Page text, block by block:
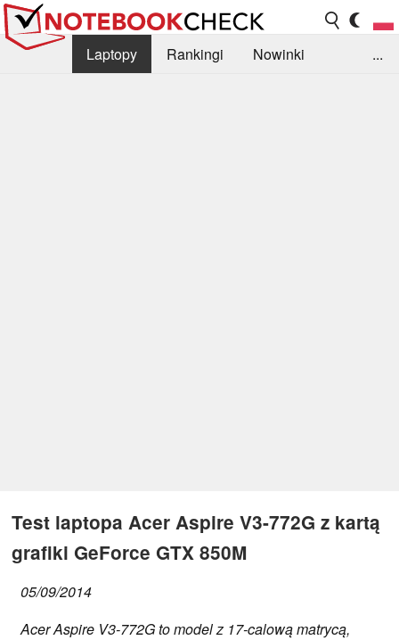
Laptopy Rankingi
Nowinki
...
Test laptopa Acer Aspire V3-772G z kartą
grafiki GeForce GTX 850M
05/09/2014
Acer Aspire V3-772G to model z 17-calową matrycą,